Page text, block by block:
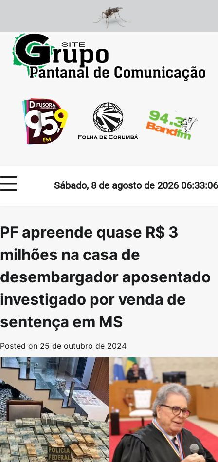
content
Sábado, 8 de agosto de 2026 06:33:06
PF apreende quase R$ 3
milhões na casa de
desembargador aposentado
investigado por venda de
sentença em MS
Posted on 25 de outubro de 2024